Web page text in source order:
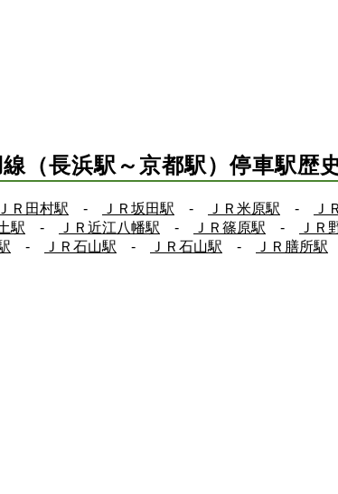
線（長浜駅～京都駅）停車駅歴
ＪＲ田村駅 - ＪＲ坂田駅 - ＪＲ米原駅 - Ｊ
駅 - ＪＲ近江八幡駅 - ＪＲ篠原駅 - ＪＲ
- ＪＲ石山駅 - ＪＲ石山駅 - ＪＲ膳所駅